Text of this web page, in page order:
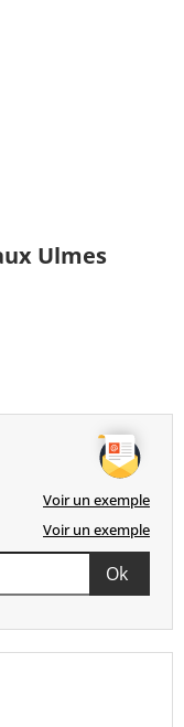
Ulmes
Voir un exemple
Voir un exemple